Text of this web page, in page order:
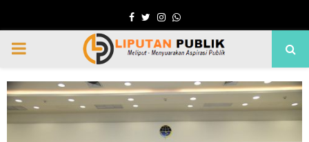
Facebook
TwitterInstagram
Whatsapp
PRIMARY
MENU